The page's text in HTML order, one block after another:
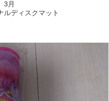
3月
ルディスクマット